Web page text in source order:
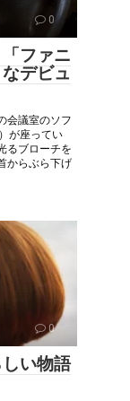
0
ファニ
デビュ
会議室のソフ
が座ってい
るブローチを
からぶら下げ
0
い物語